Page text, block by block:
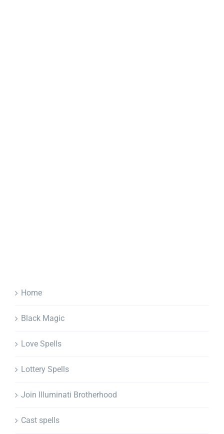
Home
Black Magic
Love Spells
Lottery Spells
Join Illuminati Brotherhood
Cast spells